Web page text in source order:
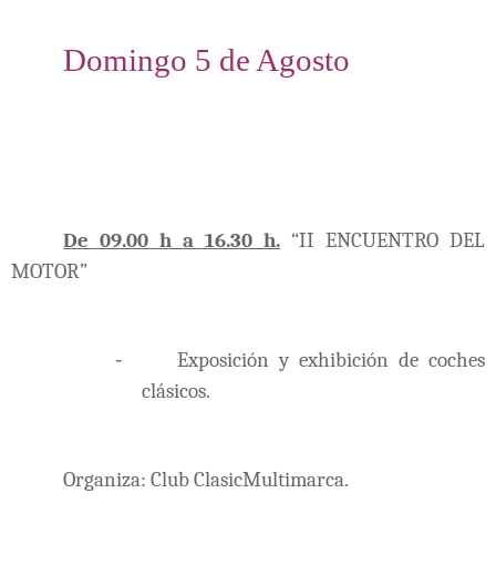
Domingo 5 de Agosto
De 09.00 h a 16.30 h. “II ENCUENTRO DEL
MOTOR”
-
Exposición y exhibición de coches
clásicos.
Organiza: Club ClasicMultimarca.